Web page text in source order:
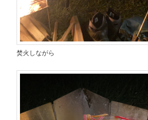
焚火しながら